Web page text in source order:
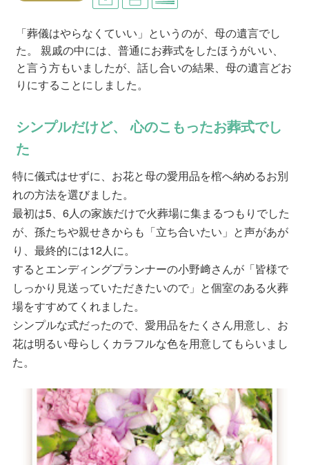
「葬儀はやらなくていい」というのが、母の遺言でし
た。 親戚の中には、普通にお葬式をしたほうがいい、
と言う方もいましたが、話し合いの結果、母の遺言どお
りにすることにしました。
シンプルだけど、 心のこもったお葬式でし
た
特に儀式はせずに、お花と母の愛用品を棺へ納めるお別
れの方法を選びました。
最初は5、6人の家族だけで火葬場に集まるつもりでした
が、孫たちや親せきからも「立ち合いたい」と声があが
り、最終的には12人に。
するとエンディングプランナーの小野﨑さんが「皆様で
しっかり見送っていただきたいので」と個室のある火葬
場をすすめてくれました。
シンプルな式だったので、愛用品をたくさん用意し、お
花は明るい母らしくカラフルな色を用意してもらいまし
た。